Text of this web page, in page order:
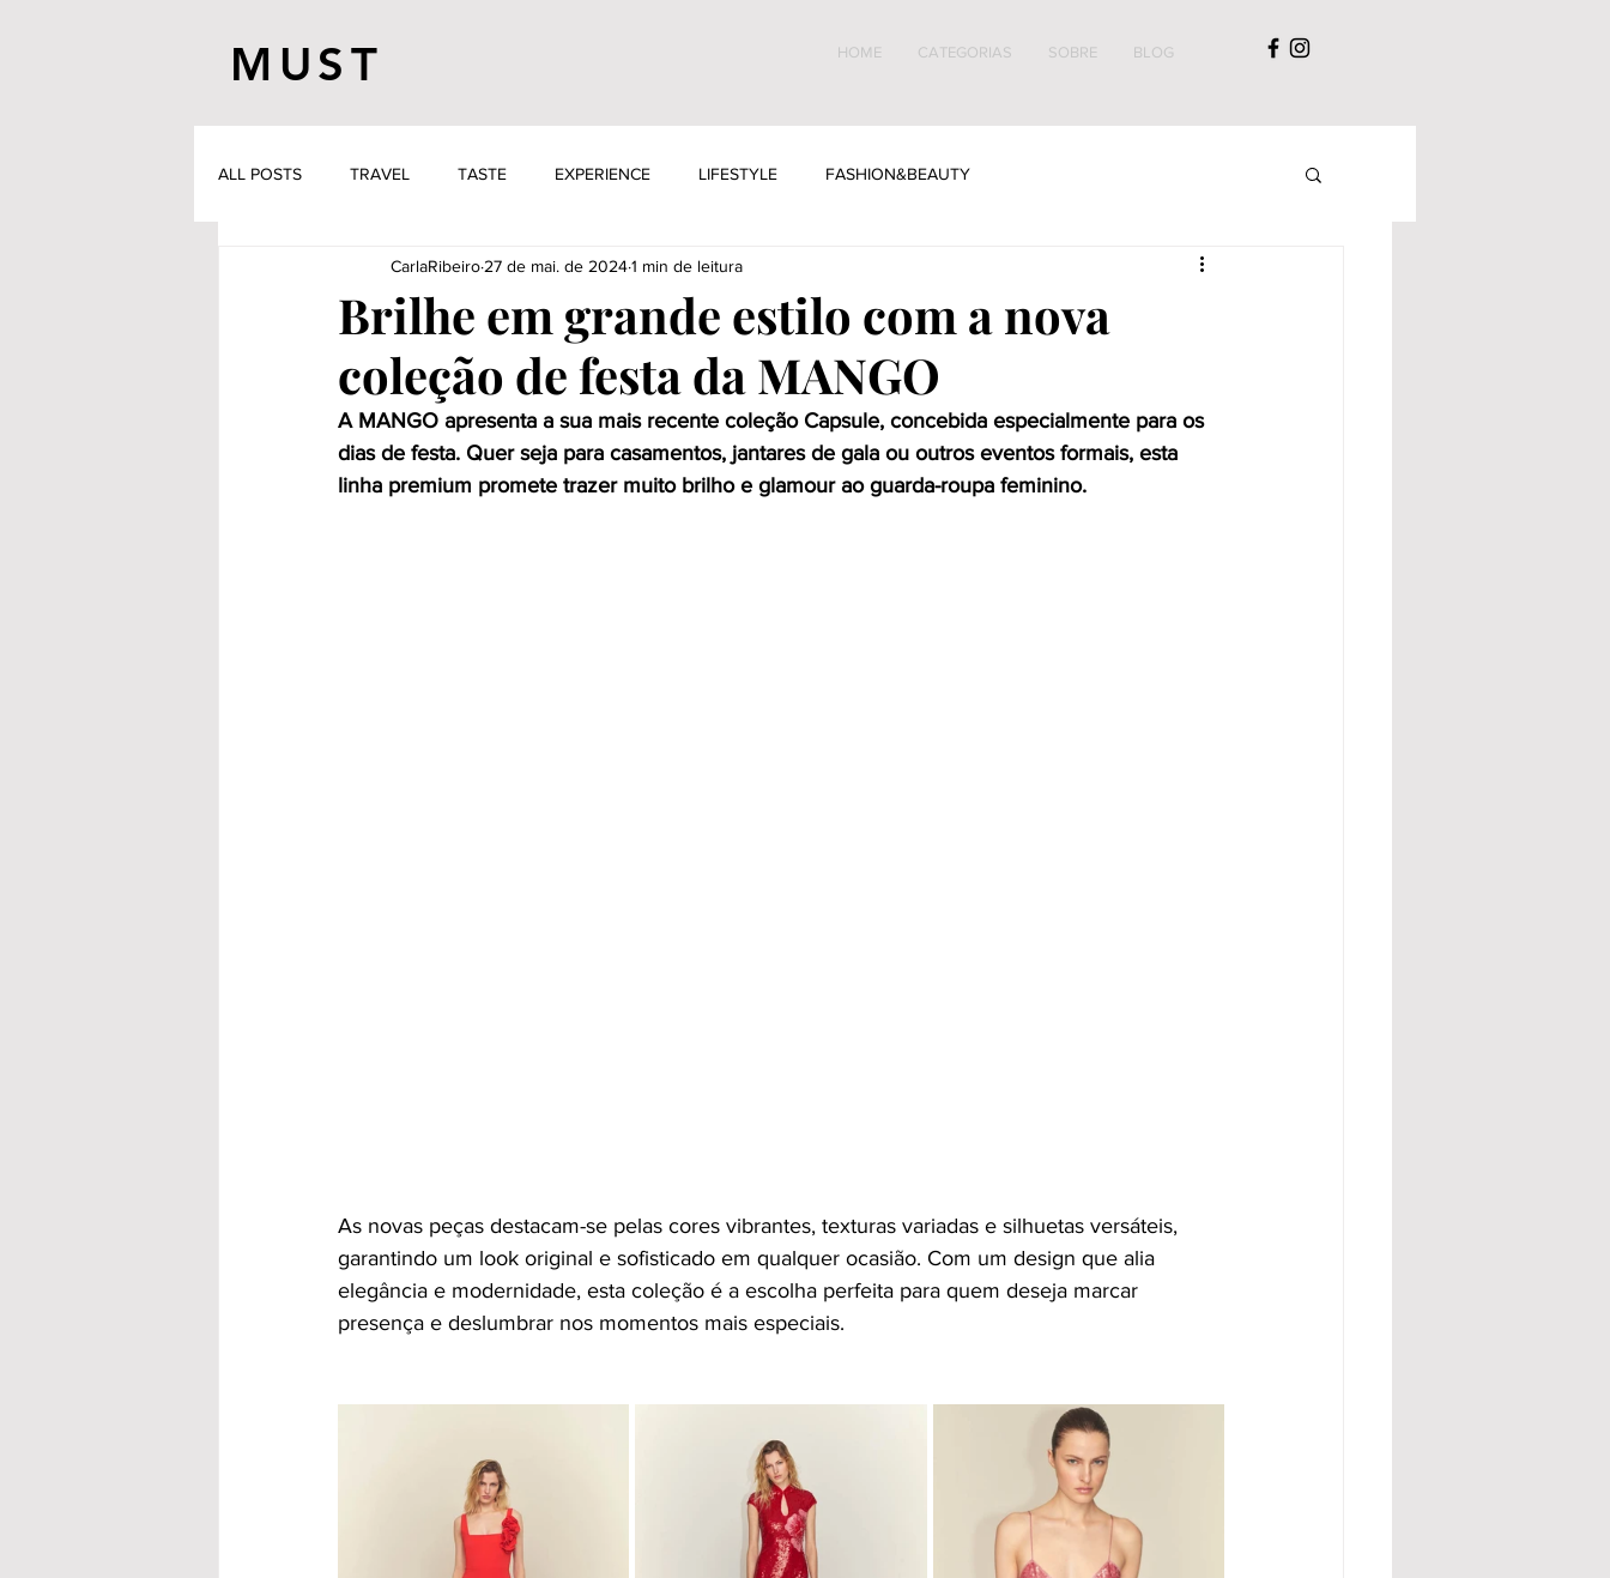
MUST HOME CATEGORIAS SOBRE BLOG
ALL POSTS TRAVEL TASTE EXPERIENCE LIFESTYLE FASHION&BEAUTY
Brilhe em grande estilo com a nova
coleção de festa da MANGO
CarlaRibeiro 27 de mai. de 20241 min de leitura
A MANGO apresenta a sua mais recente coleção Capsule, concebida especialmente para os
dias de festa. Quer seja para casamentos, jantares de gala ou outros eventos formais, esta
linha premium promete trazer muito brilho e glamour ao guarda-roupa feminino.
As novas peças destacam-se pelas cores vibrantes, texturas variadas e silhuetas versáteis,
garantindo um look original e sofisticado em qualquer ocasião. Com um design que alia
elegância e modernidade, esta coleção é a escolha perfeita para quem deseja marcar
presença e deslumbrar nos momentos mais especiais.